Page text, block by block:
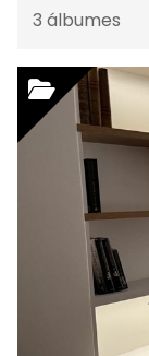
3 álbumes